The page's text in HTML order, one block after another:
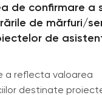
de confirmare a
de mărfuri/
de
a reflecta valoarea
destinate